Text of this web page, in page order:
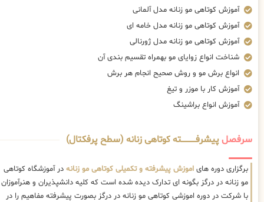
آموزش کوتاهی مو زنانه مدل آلمانی
آموزش کوتاهی مو زنانه مدل خامه ای
آموزش کوتاهی مو زنانه مدل ژورنالی
شناخت انواع زوایای مو بهمراه تقسیم بندی آن
انواع برش مو و روش صحیح انجام هر برش
آموزش کار با موزر و تیغ
آموزش انواع براشینگ
سرفصلپیشرفــــــــــــته کوتاهی زنانه (سطح پرفکتال)
برگزاری دوره هایاموزش پیشرفته و تکمیلی کوتاهی مو زنانهدر آموزشگاه کوتاهی
مو زنانه در درگز بگونه ای تدارک دیده شده است که کلیه دانشپذیران و هنرآموزان
با شرکت در دوره اموزشی کوتاهی مو زنانه در درگز بصورت پیشرفته مفاهیم را در